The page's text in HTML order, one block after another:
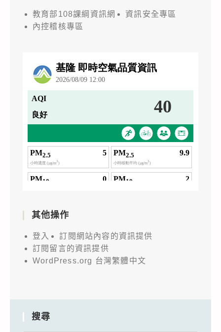
教育部108課綱資訊網
資訊安全專區
內控稽核專區
其他操作
登入
訂閱網站內容的資訊提供
訂閱留言的資訊提供
WordPress.org 台灣繁體中文
搜尋